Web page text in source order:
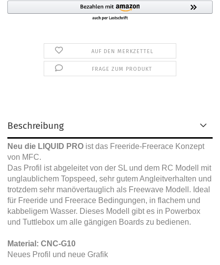
AUF DEN MERKZETTEL
FRAGE ZUM PRODUKT
Beschreibung
Neu die LIQUID PRO ist das Freeride-Freerace Konzept
von MFC.
Das Profil ist abgeleitet von der SL und dem RC Modell mit
unglaublichem Topspeed, sehr gutem Angleitverhalten und
trotzdem sehr manövertauglich als Freewave Modell. Ideal
für Freeride und Freerace Bedingungen, in flachem und
kabbeligem Wasser. Dieses Modell gibt es in Powerbox
und Tuttlebox um alle gängigen Boards zu bedienen.
Material: CNC-G10
Neues Profil und neue Grafik